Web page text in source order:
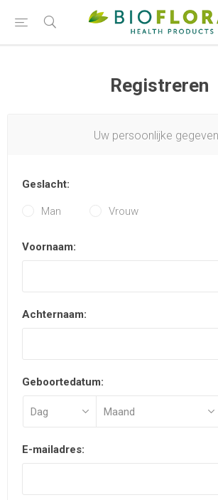
Registreren
Uw persoonlijke
Geslacht:
Man Vrouw
Voornaam:
Achternaam:
Geboortedatum:
E-mailadres: